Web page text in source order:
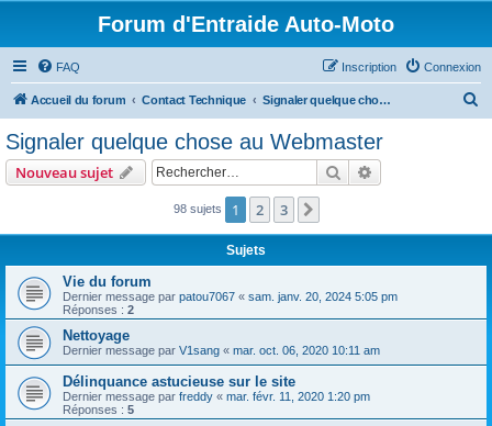
Forum d'Entraide Auto-Moto
FAQ Connexion
Inscription
Accueil du forum Contact Technique Signaler quelque chose au Webmaster
Signaler quelque chose au Webmaster
Nouveau sujet Rechercher
98 sujets 1 2 3
Sujets
Vie du forum
Dernier message par patou7067 « sam. janv. 20, 2024 5:05 pm
Réponses : 2
Nettoyage
Dernier message par V1sang « mar. oct. 06, 2020 10:11 am
Délinquance astucieuse sur le site
Dernier message par freddy « mar. févr. 11, 2020 1:20 pm
Réponses : 5